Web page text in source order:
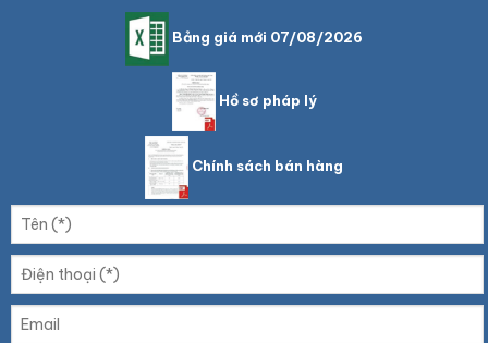
Bảng giá mới 07/08/2026
Hồ sơ pháp lý
Chính sách bán hàng